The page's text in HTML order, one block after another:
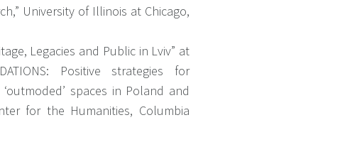
University of Illinois at Chicago,
Legacies and Public in Lviv” at
Positive strategies for
spaces in Poland and
for the Humanities, Columbia